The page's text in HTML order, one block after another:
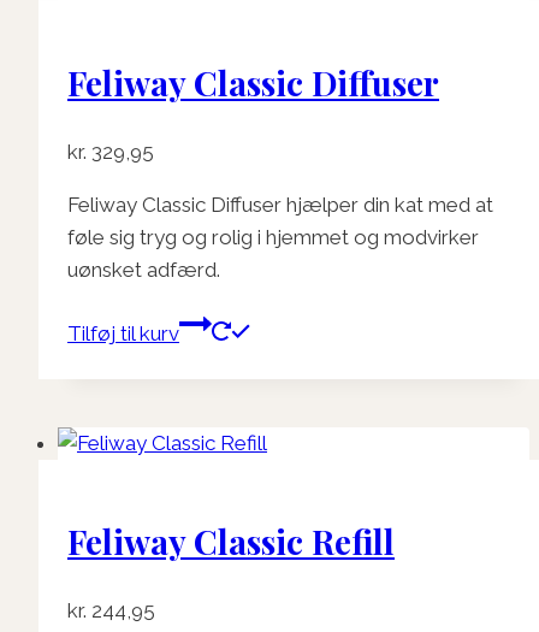
Feliway Classic Diffuser
kr. 329,95
Feliway Classic Diffuser hjælper din kat med at
føle sig tryg og rolig i hjemmet og modvirker
uønsket adfærd.
Tilføj til kurv
Feliway Classic Refill
kr. 244,95